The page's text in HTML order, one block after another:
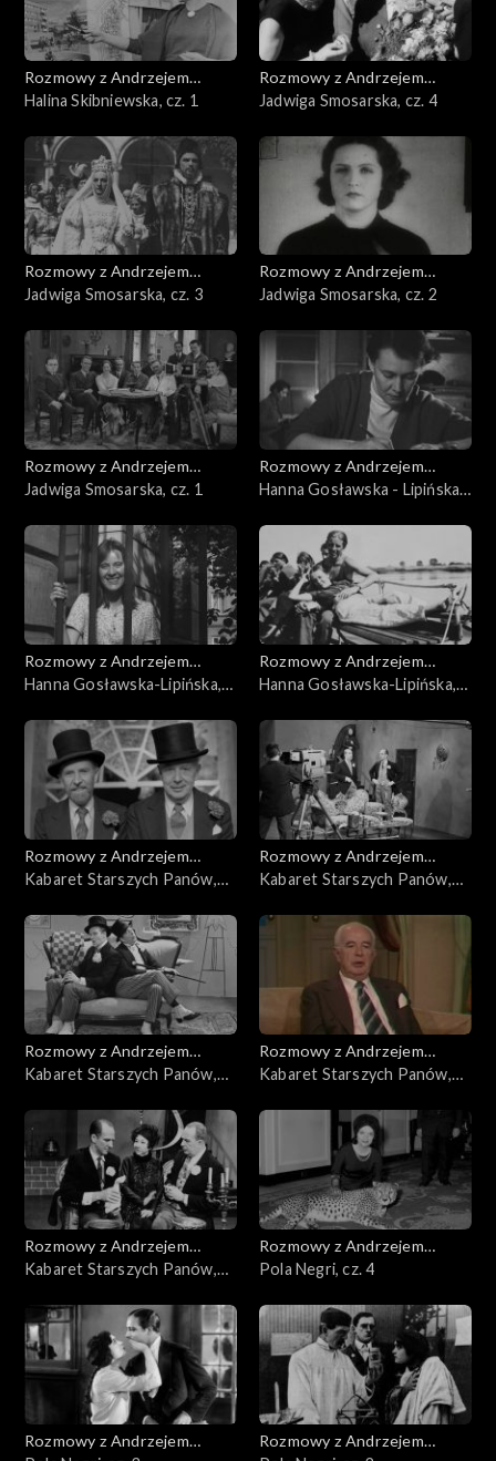
Rozmowy z Andrzejem
Doboszem
Halina Skibniewska, cz. 1
Rozmowy z Andrzejem
Doboszem
Jadwiga Smosarska, cz. 4
Rozmowy z Andrzejem
Doboszem
Jadwiga Smosarska, cz. 3
Rozmowy z Andrzejem
Doboszem
Jadwiga Smosarska, cz. 2
Rozmowy z Andrzejem
Doboszem
Jadwiga Smosarska, cz. 1
Rozmowy z Andrzejem
Doboszem
Hanna Gosławska - Lipińska,
Rozmowy z Andrzejem
Doboszem
Hanna Gosławska-Lipińska,
Rozmowy z Andrzejem
Doboszem
Hanna Gosławska-Lipińska,
Rozmowy z Andrzejem
Doboszem
Kabaret Starszych Panów,
Rozmowy z Andrzejem
Doboszem
Kabaret Starszych Panów,
Rozmowy z Andrzejem
Doboszem
Kabaret Starszych Panów,
Rozmowy z Andrzejem
Doboszem
Kabaret Starszych Panów,
Rozmowy z Andrzejem
Doboszem
Kabaret Starszych Panów,
Rozmowy z Andrzejem
Doboszem
Pola Negri, cz. 4
Rozmowy z Andrzejem
Rozmowy z Andrzejem